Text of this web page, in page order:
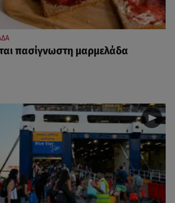
πασίγνωστη μαρμελάδα